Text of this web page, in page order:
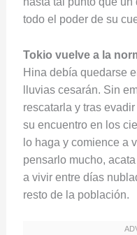
todo el poder de su
Tokio vuelve a la
Hina debía quedarse
lluvias cesarán. Sin
rescatarla y tras
su encuentro en los
lo haga y comience a
pensarlo mucho,
a vivir entre días
resto de la población.